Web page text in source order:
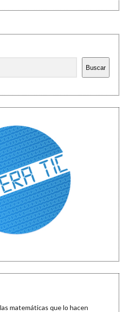
Buscar
matemáticas que lo hacen